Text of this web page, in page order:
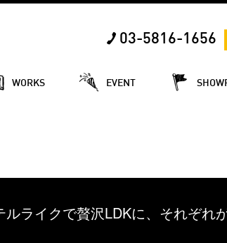
03-5816-1656
WORKS EVENT
ライクで贅沢LDKに、それぞれ